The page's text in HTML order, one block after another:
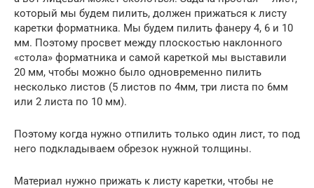
который мы будем пилить, должен прижаться к листу
каретки форматника. Мы будем пилить фанеру 4, 6 и 10
мм. Поэтому просвет между плоскостью наклонного
«стола» форматника и самой кареткой мы выставили
20 мм, чтобы можно было одновременно пилить
несколько листов (5 листов по 4мм, три листа по 6мм
или 2 листа по 10 мм).
Поэтому когда нужно отпилить только один лист, то под
него подкладываем обрезок нужной толщины.
Материал нужно прижать к листу каретки, чтобы не